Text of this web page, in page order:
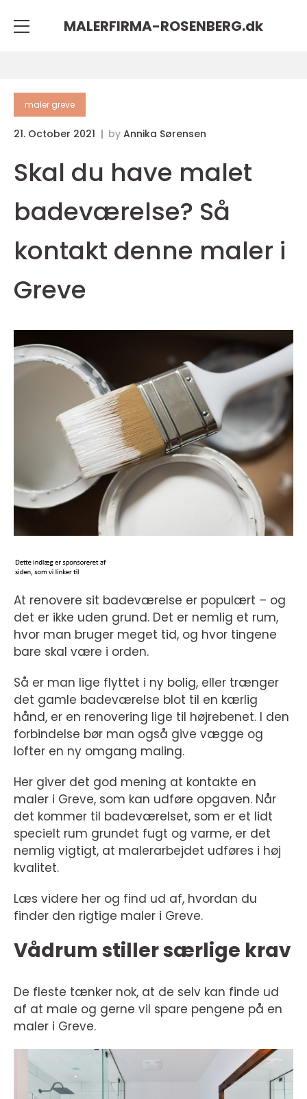
MALERFIRMA-ROSENBERG.dk
maler greve
21. October 2021 by Annika Sørensen
Skal du have malet
badeværelse? Så
kontakt denne maler i
Greve
At renovere sit badeværelse er populært – og
det er ikke uden grund. Det er nemlig et rum,
hvor man bruger meget tid, og hvor tingene
bare skal være i orden.
Så er man lige flyttet i ny bolig, eller trænger
det gamle badeværelse blot til en kærlig
hånd, er en renovering lige til højrebenet. I den
forbindelse bør man også give vægge og
lofter en ny omgang maling.
Her giver det god mening at kontakte en
maler i Greve, som kan udføre opgaven. Når
det kommer til badeværelset, som er et lidt
specielt rum grundet fugt og varme, er det
nemlig vigtigt, at malerarbejdet udføres i høj
kvalitet.
Læs videre her og find ud af, hvordan du
finder den rigtige maler i Greve.
Vådrum stiller særlige krav
De fleste tænker nok, at de selv kan finde ud
af at male og gerne vil spare pengene på en
maler i Greve.